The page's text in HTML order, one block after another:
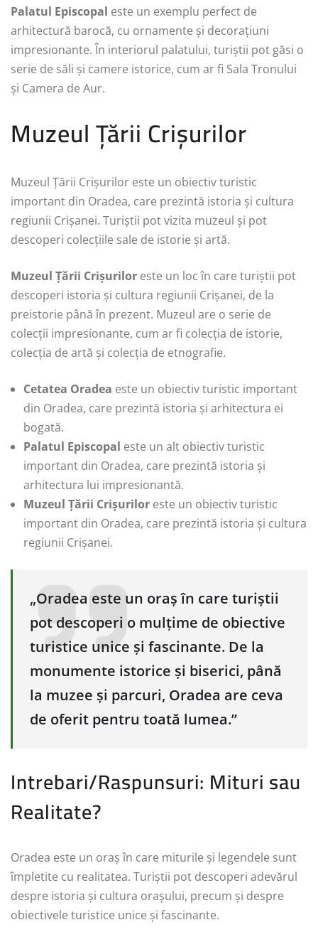
Palatul Episcopal este un exemplu perfect de
arhitectură barocă, cu ornamente și decorațiuni
impresionante. În interiorul palatului, turiștii pot găsi o
serie de săli și camere istorice, cum ar fi Sala Tronului
și Camera de Aur.
Muzeul Țării Crișurilor
Muzeul Țării Crișurilor este un obiectiv turistic
important din Oradea, care prezintă istoria și cultura
regiunii Crișanei. Turiștii pot vizita muzeul și pot
descoperi colecțiile sale de istorie și artă.
Muzeul Țării Crișurilor este un loc în care turiștii pot
descoperi istoria și cultura regiunii Crișanei, de la
preistorie până în prezent. Muzeul are o serie de
colecții impresionante, cum ar fi colecția de istorie,
colecția de artă și colecția de etnografie.
Cetatea Oradea este un obiectiv turistic important
din Oradea, care prezintă istoria și arhitectura ei
bogată.
Palatul Episcopal este un alt obiectiv turistic
important din Oradea, care prezintă istoria și
arhitectura lui impresionantă.
Muzeul Țării Crișurilor este un obiectiv turistic
important din Oradea, care prezintă istoria și cultura
regiunii Crișanei.
„Oradea este un oraș în care turiștii
pot descoperi o mulțime de obiective
turistice unice și fascinante. De la
monumente istorice și biserici, până
la muzee și parcuri, Oradea are ceva
de oferit pentru toată lumea.”
Intrebari/Raspunsuri: Mituri sau
Realitate?
Oradea este un oraș în care miturile și legendele sunt
împletite cu realitatea. Turiștii pot descoperi adevărul
despre istoria și cultura orașului, precum și despre
obiectivele turistice unice și fascinante.